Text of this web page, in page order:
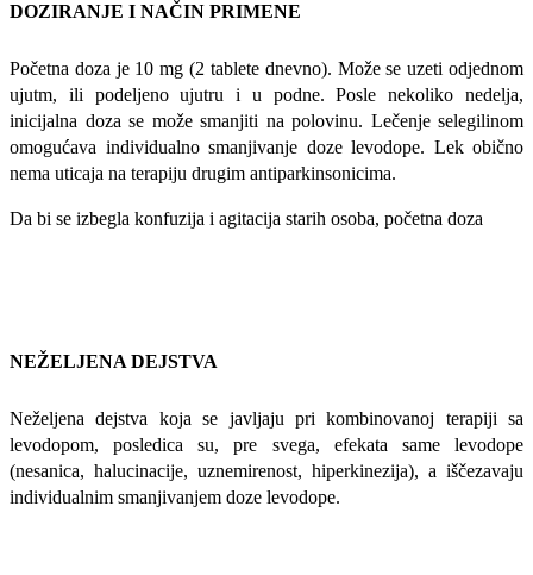
DOZIRANJE I NAČIN PRIMENE
Početna doza je 10 mg (2 tablete dnevno). Može se uzeti odjednom
ujutm, ili podeljeno ujutru i u podne. Posle nekoliko nedelja,
inicijalna doza se može smanjiti na polovinu. Lečenje selegilinom
omogućava individualno smanjivanje doze levodope. Lek obično
nema uticaja na terapiju drugim antiparkinsonicima.
Da bi se izbegla konfuzija i agitacija starih osoba, početna doza
NEŽELJENA DEJSTVA
Neželjena dejstva koja se javljaju pri kombinovanoj terapiji sa
levodopom, posledica su, pre svega, efekata same levodope
(nesanica, halucinacije, uznemirenost, hiperkinezija), a iščezavaju
individualnim smanjivanjem doze levodope.